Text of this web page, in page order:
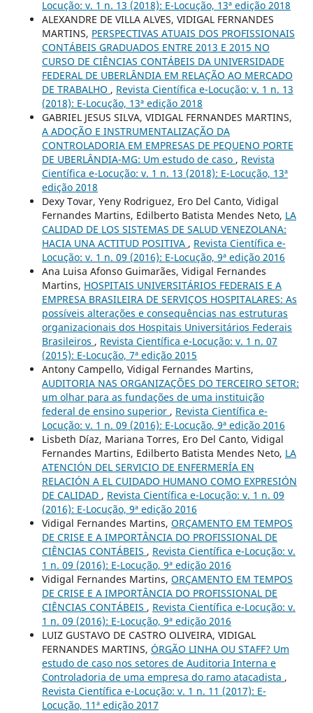
Locução: v. 1 n. 13 (2018): E-Locução, 13ª edição 2018
ALEXANDRE DE VILLA ALVES, VIDIGAL FERNANDES
MARTINS, PERSPECTIVAS ATUAIS DOS PROFISSIONAIS
CONTÁBEIS GRADUADOS ENTRE 2013 E 2015 NO
CURSO DE CIÊNCIAS CONTÁBEIS DA UNIVERSIDADE
FEDERAL DE UBERLÂNDIA EM RELAÇÃO AO MERCADO
DE TRABALHO , Revista Científica e-Locução: v. 1 n. 13
(2018): E-Locução, 13ª edição 2018
GABRIEL JESUS SILVA, VIDIGAL FERNANDES MARTINS,
A ADOÇÃO E INSTRUMENTALIZAÇÃO DA
CONTROLADORIA EM EMPRESAS DE PEQUENO PORTE
DE UBERLÂNDIA-MG: Um estudo de caso , Revista
Científica e-Locução: v. 1 n. 13 (2018): E-Locução, 13ª
edição 2018
Dexy Tovar, Yeny Rodriguez, Ero Del Canto, Vidigal
Fernandes Martins, Edilberto Batista Mendes Neto, LA
CALIDAD DE LOS SISTEMAS DE SALUD VENEZOLANA:
HACIA UNA ACTITUD POSITIVA , Revista Científica e-
Locução: v. 1 n. 09 (2016): E-Locução, 9ª edição 2016
Ana Luisa Afonso Guimarães, Vidigal Fernandes
Martins, HOSPITAIS UNIVERSITÁRIOS FEDERAIS E A
EMPRESA BRASILEIRA DE SERVIÇOS HOSPITALARES: As
possíveis alterações e consequências nas estruturas
organizacionais dos Hospitais Universitários Federais
Brasileiros , Revista Científica e-Locução: v. 1 n. 07
(2015): E-Locução, 7ª edição 2015
Antony Campello, Vidigal Fernandes Martins,
AUDITORIA NAS ORGANIZAÇÕES DO TERCEIRO SETOR:
um olhar para as fundações de uma instituição
federal de ensino superior , Revista Científica e-
Locução: v. 1 n. 09 (2016): E-Locução, 9ª edição 2016
Lisbeth Díaz, Mariana Torres, Ero Del Canto, Vidigal
Fernandes Martins, Edilberto Batista Mendes Neto, LA
ATENCIÓN DEL SERVICIO DE ENFERMERÍA EN
RELACIÓN A EL CUIDADO HUMANO COMO EXPRESIÓN
DE CALIDAD , Revista Científica e-Locução: v. 1 n. 09
(2016): E-Locução, 9ª edição 2016
Vidigal Fernandes Martins, ORÇAMENTO EM TEMPOS
DE CRISE E A IMPORTÂNCIA DO PROFISSIONAL DE
CIÊNCIAS CONTÁBEIS , Revista Científica e-Locução: v.
1 n. 09 (2016): E-Locução, 9ª edição 2016
Vidigal Fernandes Martins, ORÇAMENTO EM TEMPOS
DE CRISE E A IMPORTÂNCIA DO PROFISSIONAL DE
CIÊNCIAS CONTÁBEIS , Revista Científica e-Locução: v.
1 n. 09 (2016): E-Locução, 9ª edição 2016
LUIZ GUSTAVO DE CASTRO OLIVEIRA, VIDIGAL
FERNANDES MARTINS, ÓRGÃO LINHA OU STAFF? Um
estudo de caso nos setores de Auditoria Interna e
Controladoria de uma empresa do ramo atacadista ,
Revista Científica e-Locução: v. 1 n. 11 (2017): E-
Locução, 11ª edição 2017